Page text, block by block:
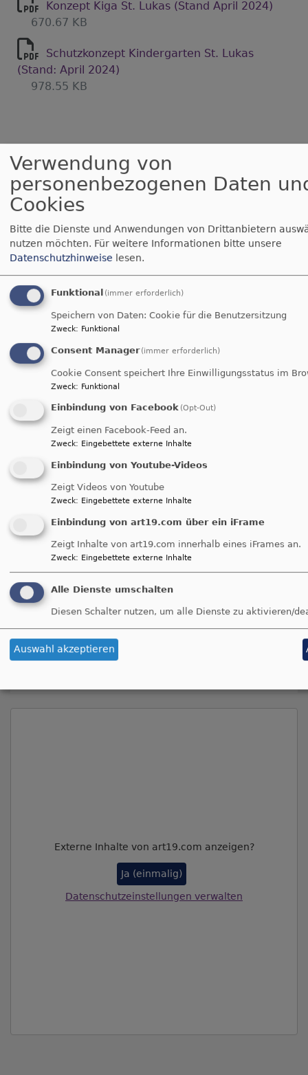
Konzept Kiga St. Lukas (Stand April 2024)
670.67 KB
Schutzkonzept Kindergarten St. Lukas
(Stand: April 2024)
978.55 KB
Birgit Stadler
Evang.-Luth. Kindertagesstätte St.Lukas
Dr. Ehlen-Straße 33
91126 Schwabach
Telefon: (09122) 71681
Kindergarten St. Lukas, Dr.
Ehlen-Straße 33, Schwabach
−
Externe Inhalte von art19.com anzeigen?
Ja (einmalig)
Datenschutzeinstellungen verwalten
Verwendung von
personenbezogenen Daten
Cookies
Bitte die Dienste und Anwendungen von Drittanbietern
nutzen möchten. Für weitere Informationen bitte unsere
Datenschutzhinweise lesen.
Funktional (immer erforderlich)
Speichern von Daten: Cookie für die Benutzersitzung
Zweck: Funktional
Consent Manager (immer erforderlich)
Cookie Consent speichert Ihre Einwilligungsstatus im
Zweck: Funktional
Einbindung von Facebook (Opt-Out)
Zeigt einen Facebook-Feed an.
Zweck: Eingebettete externe Inhalte
Einbindung von Youtube-Videos
Zeigt Videos von Youtube
Zweck: Eingebettete externe Inhalte
Einbindung von art19.com über ein iFrame
Zeigt Inhalte von art19.com innerhalb eines iFrames an.
Zweck: Eingebettete externe Inhalte
Alle Dienste umschalten
Diesen Schalter nutzen, um alle Dienste zu aktivieren/
Auswahl akzeptieren